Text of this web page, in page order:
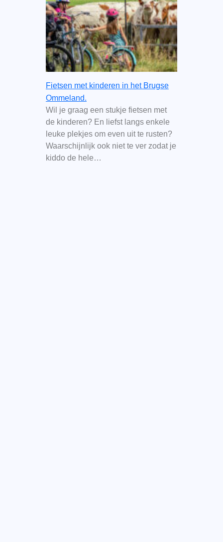
Fietsen met kinderen in het Brugse
Ommeland.
Wil je graag een stukje fietsen met
de kinderen? En liefst langs enkele
leuke plekjes om even uit te rusten?
Waarschijnlijk ook niet te ver zodat je
kiddo de hele…